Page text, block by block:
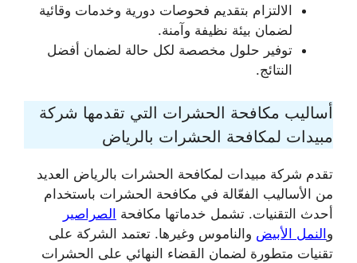
الالتزام بتقديم فحوصات دورية وخدمات وقائية
لضمان بيئة نظيفة وآمنة.
توفير حلول مخصصة لكل حالة لضمان أفضل
النتائج.
أساليب مكافحة الحشرات التي تقدمها شركة
مبيدات لمكافحة الحشرات بالرياض
تقدم شركة مبيدات لمكافحة الحشرات بالرياض العديد
من الأساليب الفعّالة في مكافحة الحشرات باستخدام
أحدث التقنيات. تشمل خدماتها مكافحة الصراصير
والنمل الأبيض والناموس وغيرها. تعتمد الشركة على
تقنيات متطورة لضمان القضاء النهائي على الحشرات